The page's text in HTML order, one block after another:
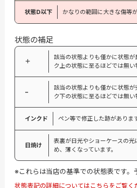
状態D以下 かなりの範囲に大きな傷等
状態の補足
＋
該当の状態よりも僅かに状態
ク上の状態に至るほどでは無い
−
該当の状態よりも僅かに状態
ク下の状態に至るほどでは無い
インクド ペン等で修正した跡があります
日焼け
表裏が日光やショーケースの光
め、薄くなっています。
※これらは当店の基準での状態表です。
状態表記の詳細についてはこちらをご覧く